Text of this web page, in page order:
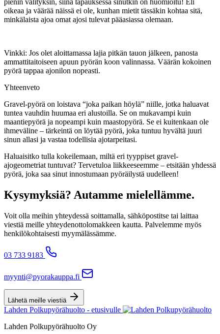
pienin välityksin, siinä tapauksessa sinutkin on huomioitu! Eli
oikeaa ja väärää näissä ei ole, kunhan mietit tässäkin kohtaa sitä,
minkälaista ajoa omat ajosi tulevat pääasiassa olemaan.
Vinkki: Jos olet aloittamassa lajia pitkän tauon jälkeen, panosta
ammattitaitoiseen apuun pyörän koon valinnassa. Väärän kokoinen
pyörä tappaa ajonilon nopeasti.
Yhteenveto
Gravel-pyörä on loistava “joka paikan höylä” niille, jotka haluavat
tuntea vauhdin huumaa eri alustoilla. Se on mukavampi kuin
maantiepyörä ja nopeampi kuin maastopyörä. Se ei kuitenkaan ole
ihmeväline – tärkeintä on löytää pyörä, joka tuntuu hyvältä juuri
sinun allasi ja vastaa todellisia ajotarpeitasi.
Haluaisitko tulla kokeilemaan, miltä eri tyyppiset gravel-
ajogeometriat tuntuvat? Tervetuloa liikkeeseemme – etsitään yhdessä
pyörä, joka saa sinut innostumaan pyöräilystä uudelleen!
Kysymyksiä? Autamme mielellämme.
Voit olla meihin yhteydessä soittamalla, sähköpostitse tai laittaa
viestiä meille yhteydenottolomakkeen kautta. Palvelemme myös
henkilökohtaisesti myymälässämme.
03 733 9183
myynti@pyorakauppa.fi
Lähetä meille viestiä
Lahden Polkupyörähuolto - etusivulle
Lahden Polkupyörähuolto Oy